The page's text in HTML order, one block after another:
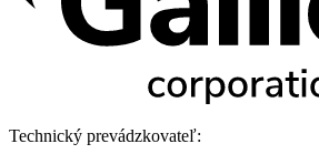
Technický prevádzkovateľ: